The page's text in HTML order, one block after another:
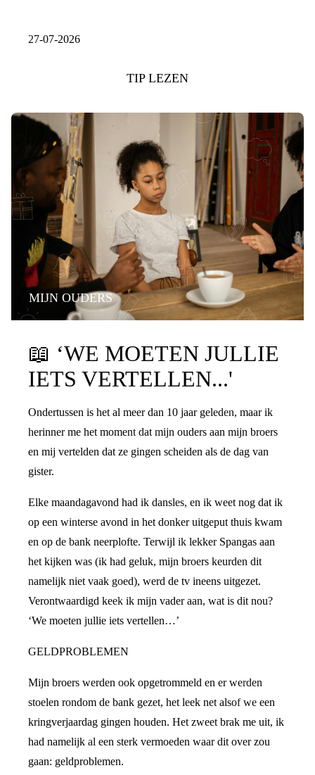
27-07-2026
TIP LEZEN
MIJN OUDERS
📖 ‘WE MOETEN JULLIE
IETS VERTELLEN...'
Ondertussen is het al meer dan 10 jaar geleden, maar ik
herinner me het moment dat mijn ouders aan mijn broers
en mij vertelden dat ze gingen scheiden als de dag van
gister.
Elke maandagavond had ik dansles, en ik weet nog dat ik
op een winterse avond in het donker uitgeput thuis kwam
en op de bank neerplofte. Terwijl ik lekker Spangas aan
het kijken was (ik had geluk, mijn broers keurden dit
namelijk niet vaak goed), werd de tv ineens uitgezet.
Verontwaardigd keek ik mijn vader aan, wat is dit nou?
‘We moeten jullie iets vertellen…’
GELDPROBLEMEN
Mijn broers werden ook opgetrommeld en er werden
stoelen rondom de bank gezet, het leek net alsof we een
kringverjaardag gingen houden. Het zweet brak me uit, ik
had namelijk al een sterk vermoeden waar dit over zou
gaan: geldproblemen.